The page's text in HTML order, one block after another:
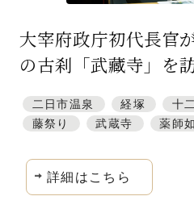
サイトポリシー
大宰府政庁初代長官
の古刹「武藏寺」を
二日市温泉 経塚 十
藤祭り
武蔵寺 薬師
詳細はこちら